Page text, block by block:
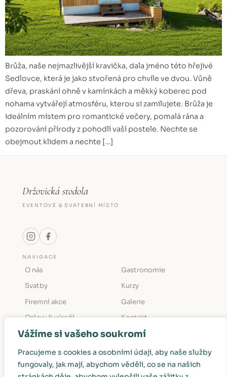
Vážíme si vašeho soukromí
Pracujeme s cookies a osobními údaji, aby naše služby
fungovaly, jak mají, abychom věděli, co se na našich
Brůža, naše nejmazlivější kravička, dala jméno této hřejivé
Sedlovce, která je jako stvořená pro chvíle ve dvou. Vůně
dřeva, praskání ohně v kamínkách a měkký koberec pod
nohama vytvářejí atmosféru, kterou si zamilujete. Brůža je
ideálním místem pro romantické večery, pomalá rána a
pozorování přírody z pohodlí vaší postele. Nechte se
obejmout klidem a nechte […]
Držovická stodola
EVENTOVÉ & SVATEBNÍ MÍSTO
NAVIGACE
O nás
Svatby
Firemní akce
Oslavy & výročí
Gastronomie
Kurzy
Galerie
Kontakt
KONTAKT
Držovice č. p. 12
411 45 Úštěk (Ústecký kraj)
info@drzovickastodola.cz